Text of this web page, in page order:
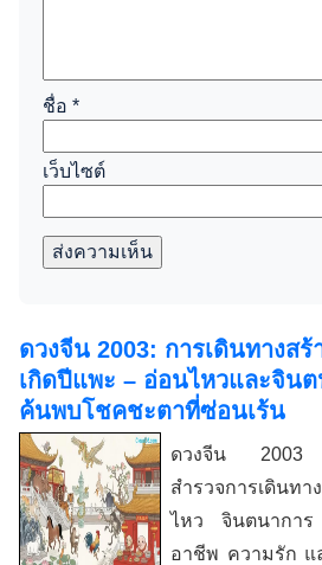
ชื่อ *
เว็บไซต์
ส่งความเห็น
ดวงจีน 2003: การเดินทางส
เกิดปีแพะ – อ่อนไหวและจิน
ค้นพบโชคชะตาที่ซ่อนเร้น
ดวงจีน 2003
สำรวจการเดินท
ไหว จินตนากา
อาชีพ ความรัก แ